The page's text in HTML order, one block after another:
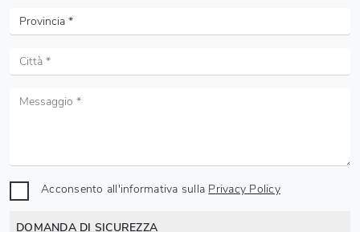
Acconsento all'informativa sulla Privacy Policy
DOMANDA DI SICUREZZA